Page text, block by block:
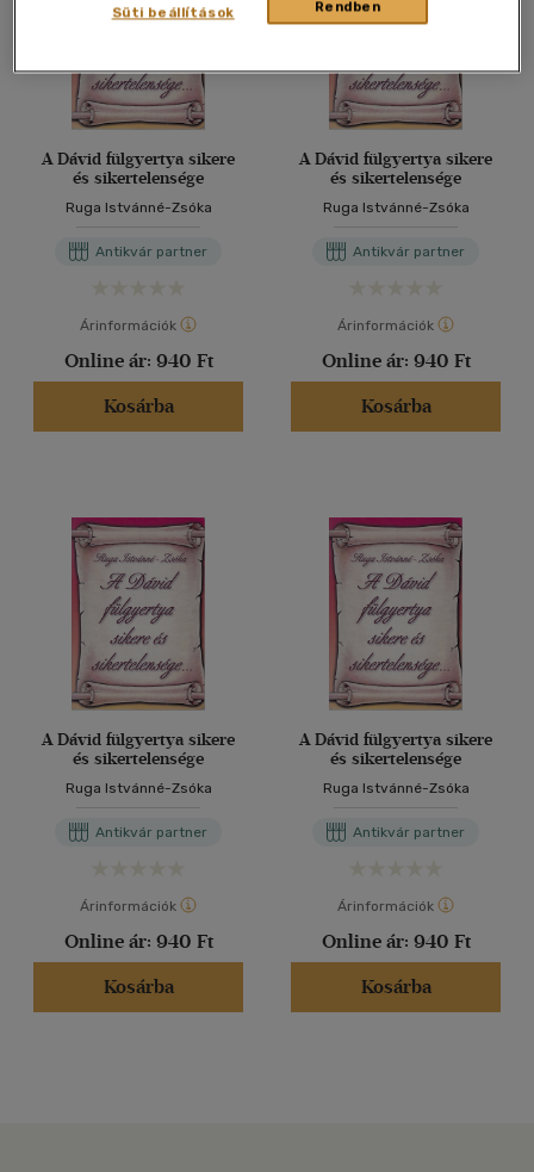
A Dávid fülgyertya sikere
és sikertelensége
Ruga Istvánné-Zsóka
Antikvár partner
Árinformációk
Online ár: 940 Ft
Kosárba
A Dávid fülgyertya sikere
és sikertelensége
Ruga Istvánné-Zsóka
Antikvár partner
Árinformációk
Online ár: 940 Ft
Kosárba
A Dávid fülgyertya sikere
és sikertelensége
Ruga Istvánné-Zsóka
Antikvár partner
Árinformációk
Online ár: 940 Ft
Kosárba
A Dávid fülgyertya sikere
és sikertelensége
Ruga Istvánné-Zsóka
Antikvár partner
Árinformációk
Online ár: 940 Ft
Kosárba
Rendben
Süti beállítások